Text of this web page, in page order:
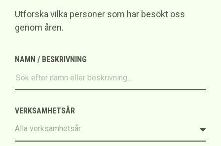
Utforska vilka personer som har besökt oss
genom åren.
NAMN / BESKRIVNING
VERKSAMHETSÅR